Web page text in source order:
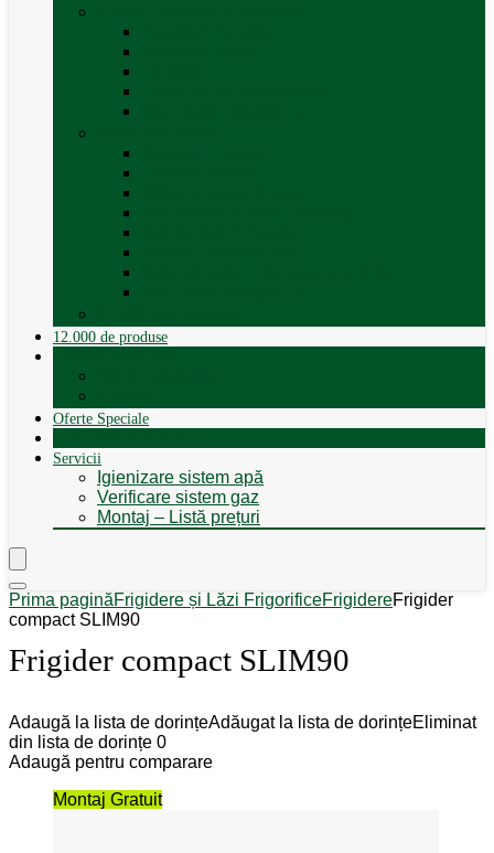
12.000 de produse
Oferte Speciale
Servicii
Igienizare sistem apă
Verificare sistem gaz
Montaj – Listă prețuri
Prima paginăFrigidere și Lăzi FrigorificeFrigidereFrigider
compact SLIM90
Frigider compact SLIM90
Adaugă la lista de dorințeAdăugat la lista de dorințeEliminat
din lista de dorințe 0
Adaugă pentru comparare
Montaj Gratuit